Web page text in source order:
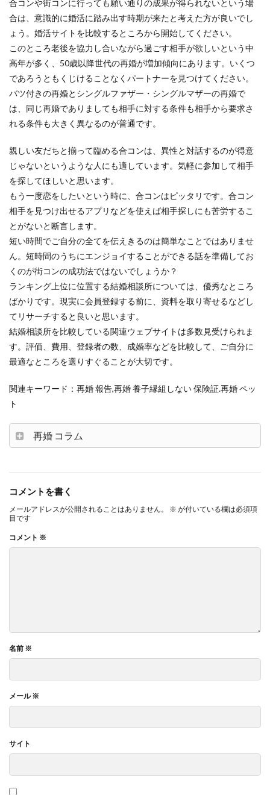
合コンや街コンに行っても願い通りの成果が得られないという場
合は、意識的に婚活に踏み出す時期が来たと考えた方が良いでし
ょう。婚活サイトを比較するところから開始してください。
このところ老後を協力し合いながら過ごす相手が欲しいという中
高年が多く、50歳以降世代の再婚が増加傾向にあります。いくつ
であろうともくじけることなくパートナーを見つけてください。
バツ付きの再婚とシングルファザー・シングルマザーの再婚で
は、同じ再婚でありましても相手に対する条件も相手から要求さ
れる条件も大きく異なるのが普通です。
親しい友だちと揃って臨める合コンは、異性と対話するのが得意
じゃないというような人にも適しています。気軽に参加して相手
を探してほしいと思います。
もう一度恋をしたいという時に、合コンはピッタリです。合コン
相手を見つけ出せるアプリなどを使えば相手探しにも苦労するこ
とがないと断言します。
短い時間でご自分の全てを伝えきるのは簡単なことではありませ
ん。短時間のうちにエンジョイすることができる話を準備してお
くのが街コンの成功法ではないでしょうか？
ランキング上位に位置する結婚相談所については、優秀なところ
ばかりです。現実に会員登録する前に、資料を取り寄せるなどし
てリサーチすると良いと思います。
結婚相談所を比較している関連ウェブサイトは多数見受けられま
す。評価、費用、登録者の数、成婚率などを比較して、ご自分に
最適なところを選りすぐることが大切です。
関連キーワード：再婚 報告,再婚 養子縁組しない 保険証.再婚 ペッ
ト
再婚 コラム
コメントを書く
メールアドレスが公開されることはありません。 ※ が付いている欄は必須項
目です
コメント ※
名前 ※
メール※
サイト